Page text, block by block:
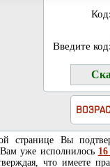
Код:
Введите код:
странице Вы
уже исполнилось
что имеете